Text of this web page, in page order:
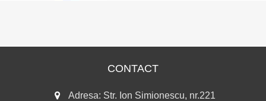
CONTACT
Adresa: Str. Ion Simionescu, nr.221